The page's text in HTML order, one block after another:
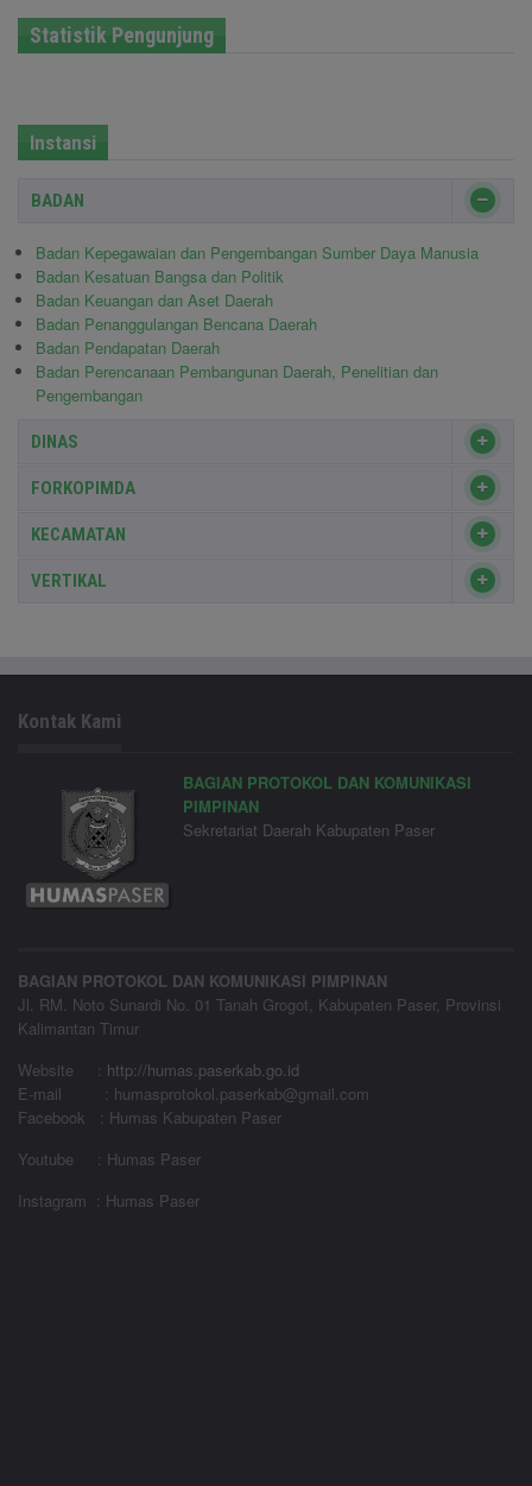
Statistik Pengunjung
Instansi
BADAN
Badan Kepegawaian dan Pengembangan Sumber Daya Manusia
Badan Kesatuan Bangsa dan Politik
Badan Keuangan dan Aset Daerah
Badan Penanggulangan Bencana Daerah
Badan Pendapatan Daerah
Badan Perencanaan Pembangunan Daerah, Penelitian dan
Pengembangan
DINAS
FORKOPIMDA
KECAMATAN
VERTIKAL
Kontak Kami
BAGIAN PROTOKOL DAN KOMUNIKASI
PIMPINAN
Sekretariat Daerah Kabupaten Paser
BAGIAN PROTOKOL DAN KOMUNIKASI PIMPINAN
Jl. RM. Noto Sunardi No. 01 Tanah Grogot, Kabupaten Paser, Provinsi
Kalimantan Timur
Website
: http://humas.paserkab.go.id
E-mail : humasprotokol.paserkab@gmail.com
Facebook : Humas Kabupaten Paser
Youtube : Humas Paser
Instagram : Humas Paser